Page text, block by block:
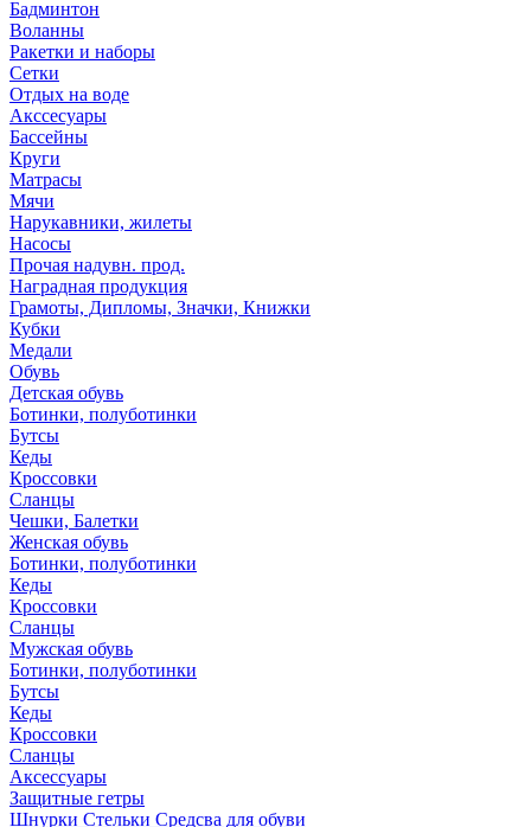
Бадминтон
Воланны
Ракетки и наборы
Сетки
Отдых на воде
Акссесуары
Бассейны
Круги
Матрасы
Мячи
Нарукавники, жилеты
Насосы
Прочая надувн. прод.
Наградная продукция
Грамоты, Дипломы, Значки, Книжки
Кубки
Медали
Обувь
Детская обувь
Ботинки, полуботинки
Бутсы
Кеды
Кроссовки
Сланцы
Чешки, Балетки
Женская обувь
Ботинки, полуботинки
Кеды
Кроссовки
Сланцы
Мужская обувь
Ботинки, полуботинки
Бутсы
Кеды
Кроссовки
Сланцы
Аксессуары
Защитные гетры
Шнурки Стельки Средсва для обуви